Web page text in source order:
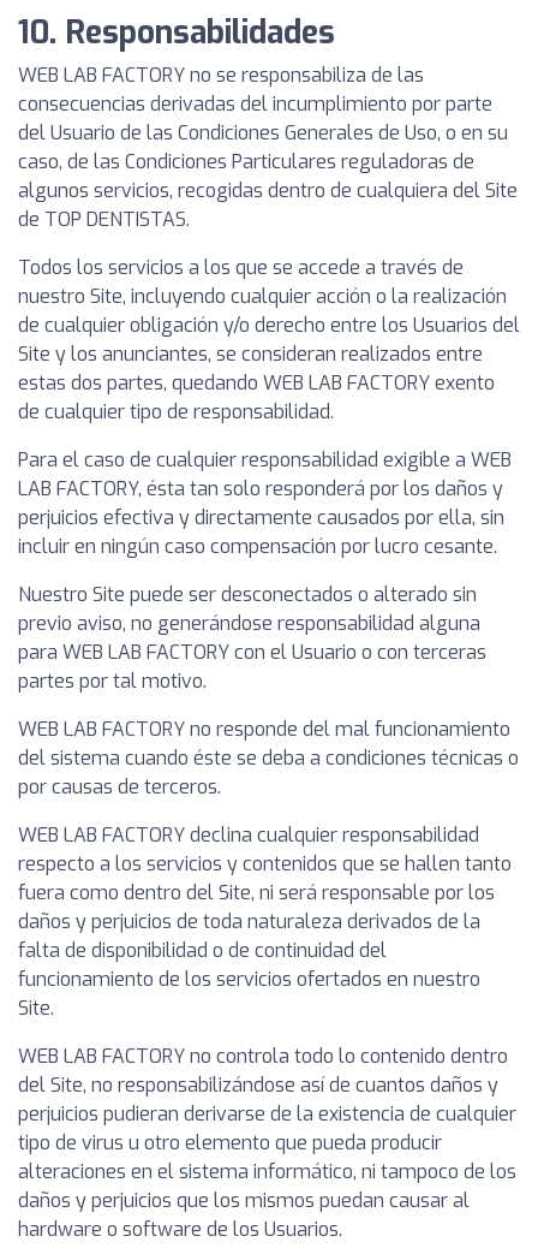
10. Responsabilidades
WEB LAB FACTORY no se responsabiliza de las
consecuencias derivadas del incumplimiento por parte
del Usuario de las Condiciones Generales de Uso, o en su
caso, de las Condiciones Particulares reguladoras de
algunos servicios, recogidas dentro de cualquiera del Site
de TOP DENTISTAS.
Todos los servicios a los que se accede a través de
nuestro Site, incluyendo cualquier acción o la realización
de cualquier obligación y/o derecho entre los Usuarios del
Site y los anunciantes, se consideran realizados entre
estas dos partes, quedando WEB LAB FACTORY exento
de cualquier tipo de responsabilidad.
Para el caso de cualquier responsabilidad exigible a WEB
LAB FACTORY, ésta tan solo responderá por los daños y
perjuicios efectiva y directamente causados por ella, sin
incluir en ningún caso compensación por lucro cesante.
Nuestro Site puede ser desconectados o alterado sin
previo aviso, no generándose responsabilidad alguna
para WEB LAB FACTORY con el Usuario o con terceras
partes por tal motivo.
WEB LAB FACTORY no responde del mal funcionamiento
del sistema cuando éste se deba a condiciones técnicas o
por causas de terceros.
WEB LAB FACTORY declina cualquier responsabilidad
respecto a los servicios y contenidos que se hallen tanto
fuera como dentro del Site, ni será responsable por los
daños y perjuicios de toda naturaleza derivados de la
falta de disponibilidad o de continuidad del
funcionamiento de los servicios ofertados en nuestro
Site.
WEB LAB FACTORY no controla todo lo contenido dentro
del Site, no responsabilizándose así de cuantos daños y
perjuicios pudieran derivarse de la existencia de cualquier
tipo de virus u otro elemento que pueda producir
alteraciones en el sistema informático, ni tampoco de los
daños y perjuicios que los mismos puedan causar al
hardware o software de los Usuarios.